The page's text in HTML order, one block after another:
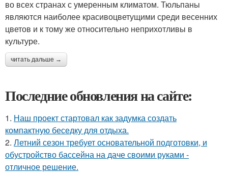
во всех странах с умеренным климатом. Тюльпаны
являются наиболее красивоцветущими среди весенних
цветов и к тому же относительно неприхотливы в
культуре.
читать дальше →
Последние обновления на сайте:
1. Наш проект стартовал как задумка создать
компактную беседку для отдыха.
2. Летний сезон требует основательной подготовки, и
обустройство бассейна на даче своими руками -
отличное решение.